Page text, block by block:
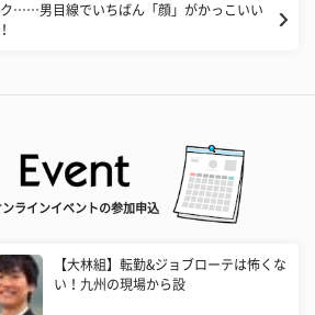
……男目線でいちばん「顔」がかっこいい
ンラインイベントの参加申込
【大林組】転勤&ジョブローテは怖くな
い！九州の現場から設